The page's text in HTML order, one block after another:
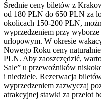
Średnie ceny biletów z
od 180 PLN do 650 PLN za
okolicach 150-200 PLN,
wyprzedzeniem przy wyborze
urlopowym. W okresie
Nowego Roku ceny
PLN. Aby zaoszczędzić,
Sale” u przewoźników
i niedziele. Rezerwacja
wyprzedzeniem zazwyczaj
atrakcyjnej stawki za przelot